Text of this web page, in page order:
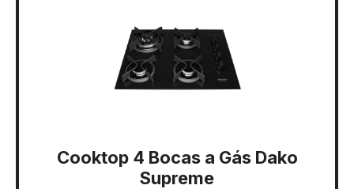
Cooktop 4 Bocas a Gás Dako
Supreme